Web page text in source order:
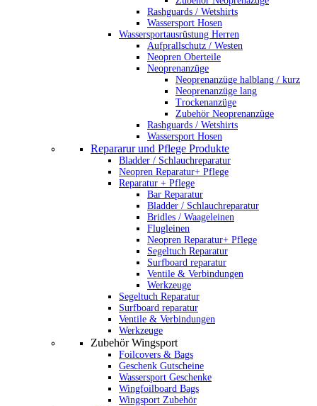
Rashguards / Wetshirts
Wassersport Hosen
Wassersportausrüstung Herren
Aufprallschutz / Westen
Neopren Oberteile
Neoprenanzüge
Neoprenanzüge halblang / kurz
Neoprenanzüge lang
Trockenanzüge
Zubehör Neoprenanzüge
Rashguards / Wetshirts
Wassersport Hosen
Repararur und Pflege Produkte
Bladder / Schlauchreparatur
Neopren Reparatur+ Pflege
Reparatur + Pflege
Bar Reparatur
Bladder / Schlauchreparatur
Bridles / Waageleinen
Flugleinen
Neopren Reparatur+ Pflege
Segeltuch Reparatur
Surfboard reparatur
Ventile & Verbindungen
Werkzeuge
Segeltuch Reparatur
Surfboard reparatur
Ventile & Verbindungen
Werkzeuge
Zubehör Wingsport
Foilcovers & Bags
Geschenk Gutscheine
Wassersport Geschenke
Wingfoilboard Bags
Wingsport Zubehör